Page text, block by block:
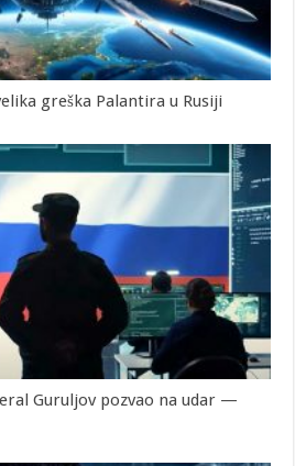
greška Palantira u Rusiji
Guruljov pozvao na udar —